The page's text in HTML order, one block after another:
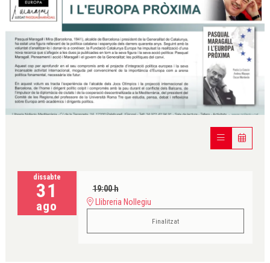
dissabte
31
ago
19:00 h
Llibreria Nollegiu
Finalitzat